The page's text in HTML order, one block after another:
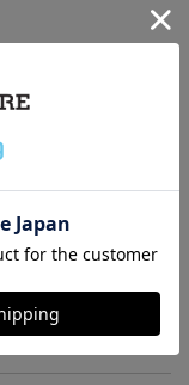
ラップも！